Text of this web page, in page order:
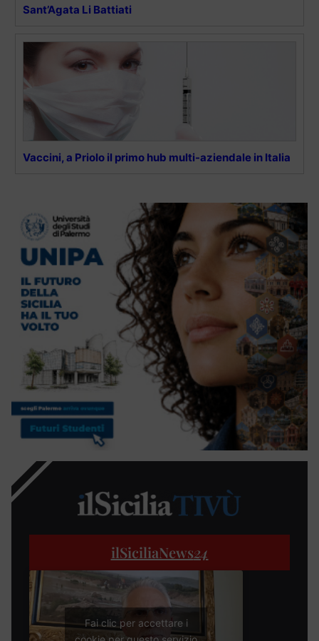
Sant’Agata Li Battiati
Vaccini, a Priolo il primo hub multi-aziendale in Italia
ilSiciliaNews24
Fai clic per accettare i